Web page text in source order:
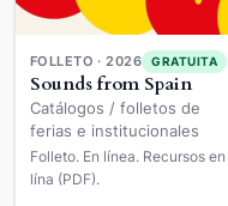
FOLLETO · 2026 GRATUITA
Sounds from Spain
Catálogos / folletos de
ferias e institucionales
Folleto. En línea. Recursos en
lína (PDF).